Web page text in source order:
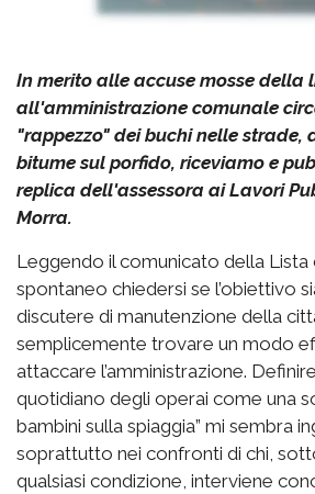
In merito alle accuse mosse della
all'amministrazione comunale
"rappezzo" dei buchi nelle strade,
bitume sul porfido, riceviamo e
replica dell'assessora ai Lavori
Morra.
Leggendo il comunicato della Lista
spontaneo chiedersi se l’obiettivo
discutere di manutenzione della
semplicemente trovare un modo
attaccare l’amministrazione.
quotidiano degli operai come una
bambini sulla spiaggia” mi sembra
soprattutto nei confronti di chi,
qualsiasi condizione, interviene